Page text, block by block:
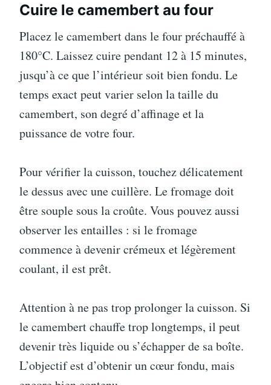
Cuire le camembert au four
Placez le camembert dans le four préchauffé à
180°C. Laissez cuire pendant 12 à 15 minutes,
jusqu’à ce que l’intérieur soit bien fondu. Le
temps exact peut varier selon la taille du
camembert, son degré d’affinage et la
puissance de votre four.
Pour vérifier la cuisson, touchez délicatement
le dessus avec une cuillère. Le fromage doit
être souple sous la croûte. Vous pouvez aussi
observer les entailles : si le fromage
commence à devenir crémeux et légèrement
coulant, il est prêt.
Attention à ne pas trop prolonger la cuisson. Si
le camembert chauffe trop longtemps, il peut
devenir très liquide ou s’échapper de sa boîte.
L’objectif est d’obtenir un cœur fondu, mais